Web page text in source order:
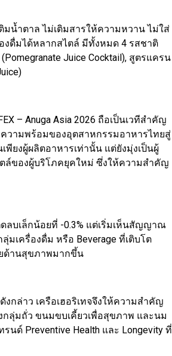
ติมน้ำตาล ไม่เติมสารให้ความหวาน ไม่ใส่
งดื่มได้หลากสไตล์ มีทั้งหมด 4 รสชาติ
Juice Cocktail), สูตรแครน
– Anuga Asia 2026 ถือเป็นเวทีสำคัญ
ความพร้อมของอุตสาหกรรมอาหารไทยสู่
พียงผู้ผลิตอาหารเท่านั้น แต่ยังมุ่งเป็นผู้
ล์ของผู้บริโภคยุคใหม่ ซึ่งให้ความสำคัญ
ลบเล็กน้อยที่ -0.3% แต่เริ่มเห็นสัญญาณ
มเครื่องดื่ม หรือ Beverage ที่เติบโต
ด้านสุขภาพมากขึ้น
กล่าว เครือเฮอริเทจจึงให้ความสำคัญ
มถั่ว ขนมขบเคี้ยวเพื่อสุขภาพ และนม
นด์ Preventive Health และ Longevity ที่